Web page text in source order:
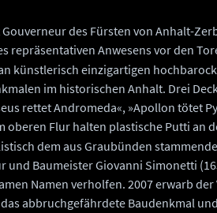
des Fürsten von Anhalt-
repräsentativen Anwesens vor den
künstlerisch einzigartigen
im historischen Anhalt. Drei
rettet Andromeda«, »Apollon tötet
oberen Flur halten plastische Putti an
dem aus Graubünden
Baumeister Giovanni Simonetti
Namen verholfen. 2007 erwarb
abbruchgefährdete Baudenkmal